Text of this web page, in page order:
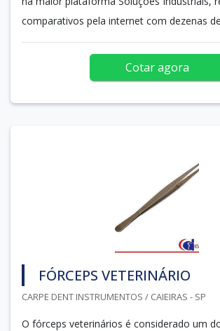
comparativos pela internet com dezenas
Cotar agora
FÓRCEPS VETERINÁRIO
CARPE DENT INSTRUMENTOS / CAIEIRAS - SP
O fórceps veterinários é considerado um